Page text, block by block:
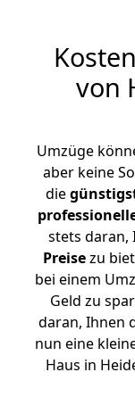
von
Umzüge
aber keine
die
stets daran,
Preisezu
bei einem
Geld zu
daran, Ihnen
nun eine
Haus in